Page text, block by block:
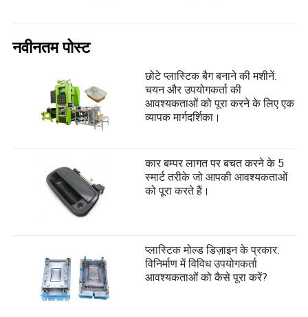
नवीनतम पोस्ट
छोटे प्लास्टिक बैग बनाने की मशीनें:
चयन और उपयोगकर्ता की
आवश्यकताओं को पूरा करने के लिए एक
व्यापक मार्गदर्शिका।
कार बम्पर लागत पर बचत करने के 5
स्मार्ट तरीके जो आपकी आवश्यकताओं
को पूरा करते हैं।
प्लास्टिक मोल्ड डिज़ाइन के प्रकार:
विनिर्माण में विविध उपयोगकर्ता
आवश्यकताओं को कैसे पूरा करें?